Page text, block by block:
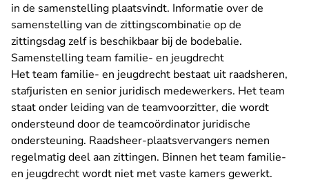
in de samenstelling plaatsvindt. Informatie over de
samenstelling van de zittingscombinatie op de
zittingsdag zelf is beschikbaar bij de bodebalie.
Samenstelling team familie- en jeugdrecht
Het team familie- en jeugdrecht bestaat uit raadsheren,
stafjuristen en senior juridisch medewerkers. Het team
staat onder leiding van de teamvoorzitter, die wordt
ondersteund door de teamcoördinator juridische
ondersteuning. Raadsheer-plaatsvervangers nemen
regelmatig deel aan zittingen. Binnen het team familie-
en jeugdrecht wordt niet met vaste kamers gewerkt.